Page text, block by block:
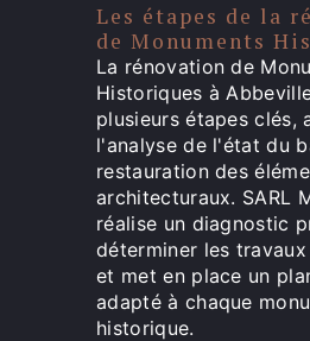
Les étapes de la
de Monuments
La rénovation de
Historiques à
plusieurs étapes clés,
l'analyse de l'état du
restauration des
architecturaux. SARL
réalise un diagnostic
déterminer les
et met en place un
adapté à chaque
historique.